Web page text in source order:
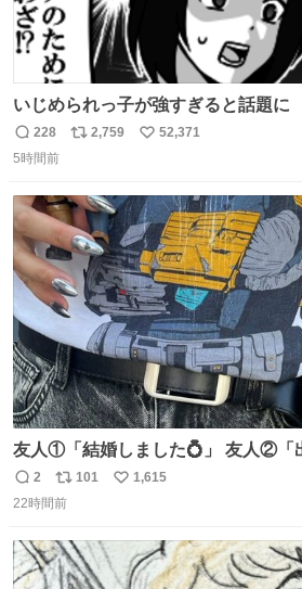
いじめられっ子が強すぎると話題に
返
信
228
リ
ト
数
2,759
い
数
52,371
5時間前
友人①「結婚しました💍」 友人②「
人③「マイホーム建てました🏡」 私
ラ家の末裔に心狂わされました」
返
信
2
リ
ポ
ト
数
101
い
1,615
22時間前